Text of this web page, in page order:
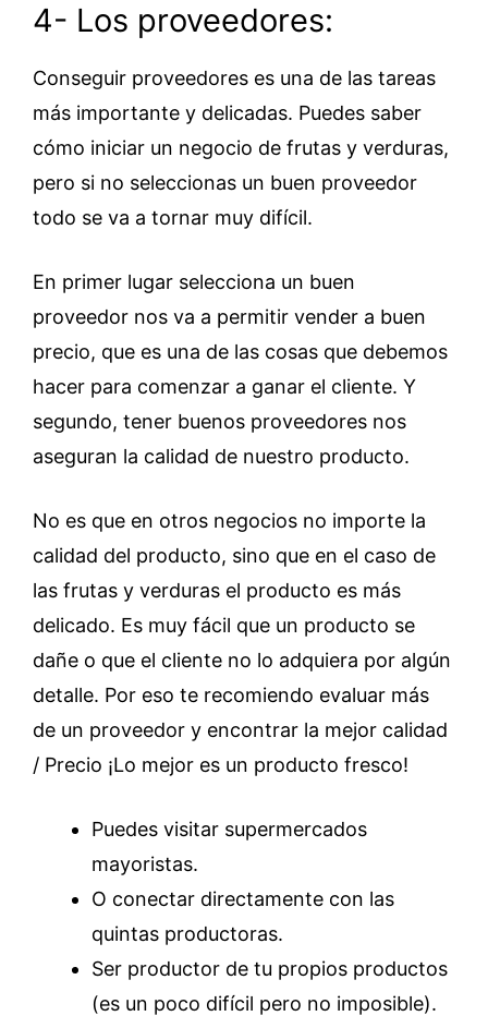
4- Los proveedores:
Conseguir proveedores es una de las tareas
más importante y delicadas. Puedes saber
cómo iniciar un negocio de frutas y verduras,
pero si no seleccionas un buen proveedor
todo se va a tornar muy difícil.
En primer lugar selecciona un buen
proveedor nos va a permitir vender a buen
precio, que es una de las cosas que debemos
hacer para comenzar a ganar el cliente. Y
segundo, tener buenos proveedores nos
aseguran la calidad de nuestro producto.
No es que en otros negocios no importe la
calidad del producto, sino que en el caso de
las frutas y verduras el producto es más
delicado. Es muy fácil que un producto se
dañe o que el cliente no lo adquiera por algún
detalle. Por eso te recomiendo evaluar más
de un proveedor y encontrar la mejor calidad
/ Precio ¡Lo mejor es un producto fresco!
Puedes visitar supermercados
mayoristas.
O conectar directamente con las
quintas productoras.
Ser productor de tu propios productos
(es un poco difícil pero no imposible).